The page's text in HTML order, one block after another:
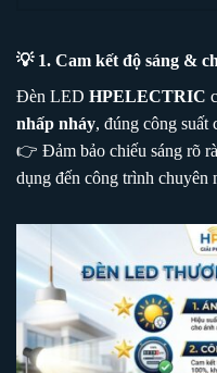
💡 1. Cam kết độ sáng &
Đèn LED HPELECTRIC
nhấp nháy, đúng công suất
👉 Đảm bảo chiếu sáng rõ
dụng đến công trình chuyên